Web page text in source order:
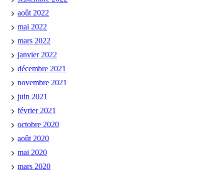
août 2022
mai 2022
mars 2022
janvier 2022
décembre 2021
novembre 2021
juin 2021
février 2021
octobre 2020
août 2020
mai 2020
mars 2020